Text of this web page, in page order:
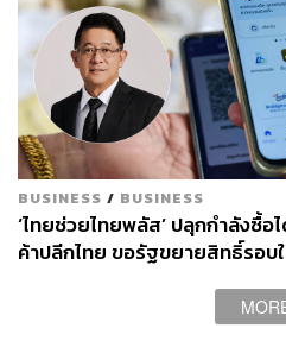
ABOUT
จิรันธนิน ก
WEALTH
BUSINESS / BUSINESS
‘ไทยช่วยไทยพลัส’ ปลุกกำลังซื้
ค้าปลีกไทย ขอรัฐขยายสิทธิ์รอบ